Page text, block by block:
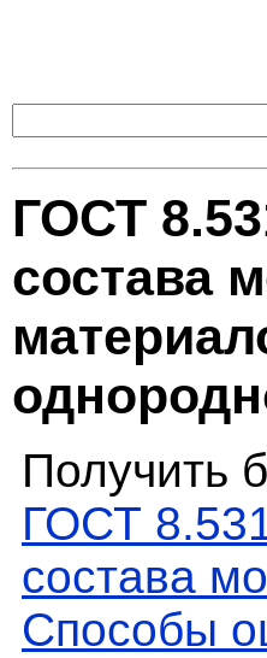
ГОСТ
состава
Получить
ГОСТ
состава
Способы